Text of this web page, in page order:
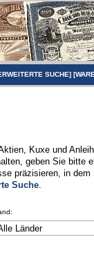
SUCHE] [
Kuxe und
geben Sie bitte
präzisieren, in dem
Suche.